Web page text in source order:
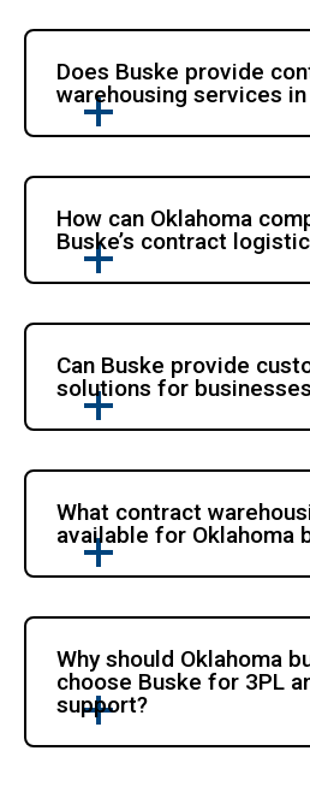
Does Buske provide
warehousing services in
How can Oklahoma
Buske’s contract
Can Buske provide
solutions for
What contract
available for Oklahoma
Why should Oklahoma
choose Buske for 3PL
support?